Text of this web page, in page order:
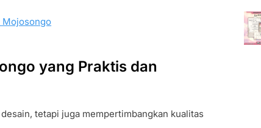
Mojosongo
yang Praktis dan
tetapi juga mempertimbangkan kualitas